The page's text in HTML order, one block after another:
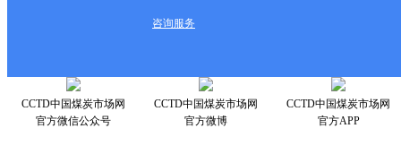
咨询服务
CCTD中国煤炭市场网
官方微信公众号
CCTD中国煤炭市场网
官方微博
CCTD中国煤炭市场网
官方APP